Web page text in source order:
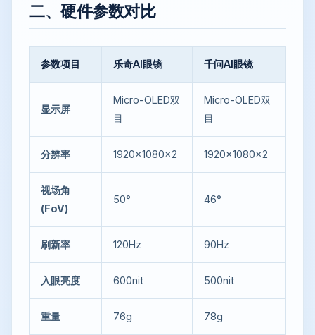
二、硬件参数对比
参数项目 乐奇AI眼镜 千问AI眼镜
显示屏
Micro-OLED双
目
Micro-OLED双
目
分辨率 1920×1080×2 1920×1080×2
视场角
(FoV)
50° 46°
刷新率 120Hz 90Hz
入眼亮度 600nit 500nit
重量 76g 78g